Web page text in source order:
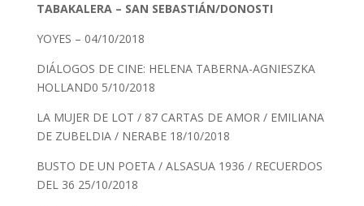
TABAKALERA – SAN SEBASTIÁN/DONOSTI
YOYES – 04/10/2018
DIÁLOGOS DE CINE: HELENA TABERNA-AGNIESZKA
HOLLAND0 5/10/2018
LA MUJER DE LOT / 87 CARTAS DE AMOR / EMILIANA
DE ZUBELDIA / NERABE 18/10/2018
BUSTO DE UN POETA / ALSASUA 1936 / RECUERDOS
DEL 36 25/10/2018